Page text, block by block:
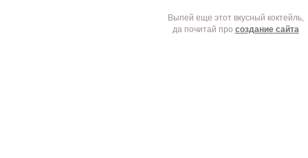
Выпей еще этот вкусный коктейль,
да почитай про создание сайта